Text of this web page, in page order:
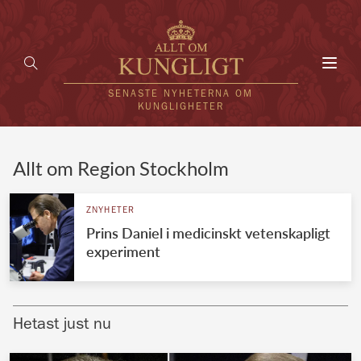
SENASTE NYHETERNA OM
KUNGLIGHETER
UTLÄNDSKT
VÄRLDENS KUNGAHUS
Allt om Region Stockholm
ZNYHETER
Prins Daniel i medicinskt vetenskapligt
experiment
Hetast just nu